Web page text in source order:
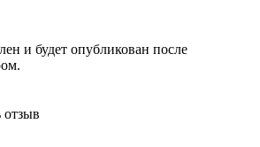
и будет опубликован после
отзыв